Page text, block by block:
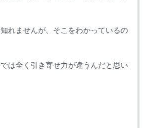
れませんが、そこをわかっているの
は全く引き寄せ力が違うんだと思い